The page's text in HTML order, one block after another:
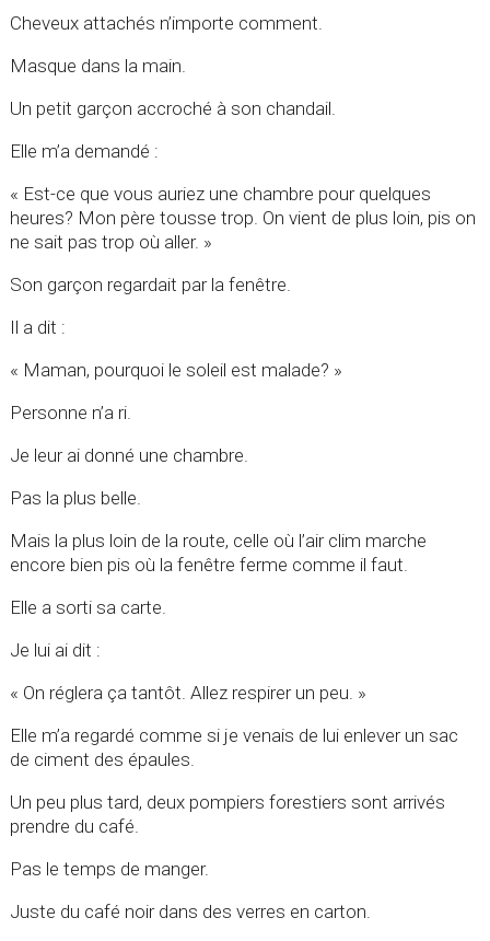
Cheveux attachés n’importe comment.
Masque dans la main.
Un petit garçon accroché à son chandail.
Elle m’a demandé :
« Est-ce que vous auriez une chambre pour quelques
heures? Mon père tousse trop. On vient de plus loin, pis on
ne sait pas trop où aller. »
Son garçon regardait par la fenêtre.
Il a dit :
« Maman, pourquoi le soleil est malade? »
Personne n’a ri.
Je leur ai donné une chambre.
Pas la plus belle.
Mais la plus loin de la route, celle où l’air clim marche
encore bien pis où la fenêtre ferme comme il faut.
Elle a sorti sa carte.
Je lui ai dit :
« On réglera ça tantôt. Allez respirer un peu. »
Elle m’a regardé comme si je venais de lui enlever un sac
de ciment des épaules.
Un peu plus tard, deux pompiers forestiers sont arrivés
prendre du café.
Pas le temps de manger.
Juste du café noir dans des verres en carton.